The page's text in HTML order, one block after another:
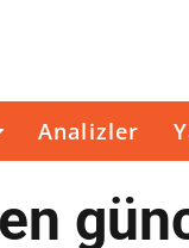
Analizler